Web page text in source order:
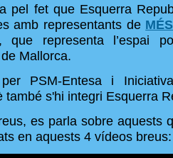
pel fet que Esquerra
amb representants de
representa l’espai
Mallorca.
PSM-Entesa i
també s'hi integri Esquerra
es parla sobre aquests
en aquests 4 vídeos breus: